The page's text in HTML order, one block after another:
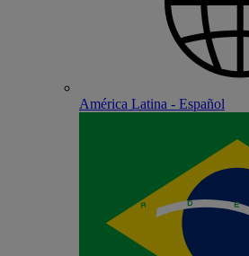
América Latina - Español